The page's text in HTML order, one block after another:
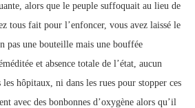
alors que le peuple suffoquait au lieu de
tous fait pour l’enfoncer, vous avez laissé le
pas une bouteille mais une bouffée
et absence totale de l’état, aucun
hôpitaux, ni dans les rues pour stopper ces
avec des bonbonnes d’oxygène alors qu’il